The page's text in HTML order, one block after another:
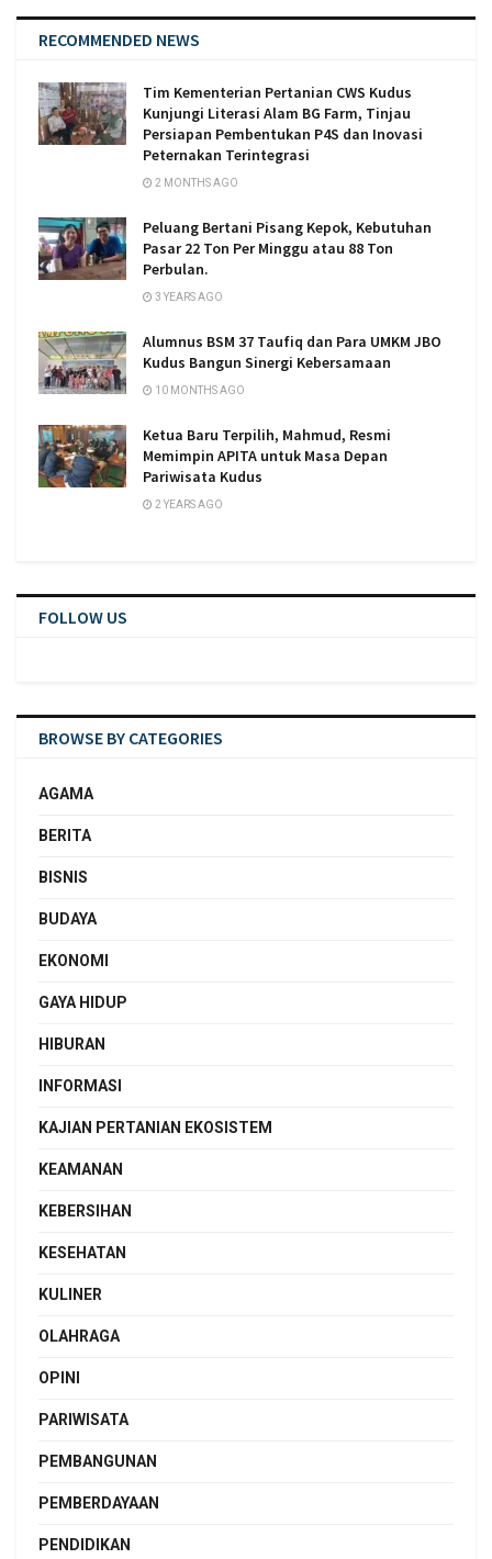
RECOMMENDED NEWS
Tim Kementerian Pertanian CWS Kudus
Kunjungi Literasi Alam BG Farm, Tinjau
Persiapan Pembentukan P4S dan Inovasi
Peternakan Terintegrasi
2 MONTHS AGO
Peluang Bertani Pisang Kepok, Kebutuhan
Pasar 22 Ton Per Minggu atau 88 Ton
Perbulan.
3 YEARS AGO
Alumnus BSM 37 Taufiq dan Para UMKM JBO
Kudus Bangun Sinergi Kebersamaan
10 MONTHS AGO
Ketua Baru Terpilih, Mahmud, Resmi
Memimpin APITA untuk Masa Depan
Pariwisata Kudus
2 YEARS AGO
FOLLOW US
BROWSE BY CATEGORIES
AGAMA
BERITA
BISNIS
BUDAYA
EKONOMI
GAYA HIDUP
HIBURAN
INFORMASI
KAJIAN PERTANIAN EKOSISTEM
KEAMANAN
KEBERSIHAN
KESEHATAN
KULINER
OLAHRAGA
OPINI
PARIWISATA
PEMBANGUNAN
PEMBERDAYAAN
PENDIDIKAN